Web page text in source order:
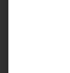
diversidade
Fran Winandy
Consultora,
Professora